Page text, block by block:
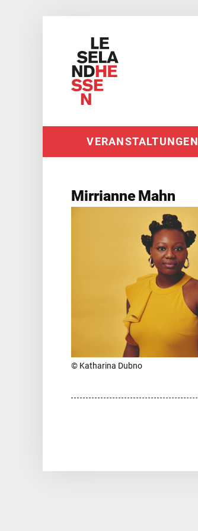
Haupt-
Navigation
VERANSTALTUNGEN
MirrianneMahn
© Katharina Dubno